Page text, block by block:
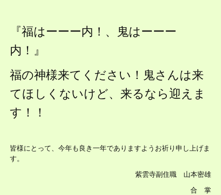
『福はーーー内！、鬼はーーー
内！』
福の神様来てください！鬼さんは来
てほしくないけど、来るなら迎えま
す！！
皆様にとって、今年も良き一年でありますようお祈り申し上げま
す。
紫雲寺副住職 山本密雄
合 掌